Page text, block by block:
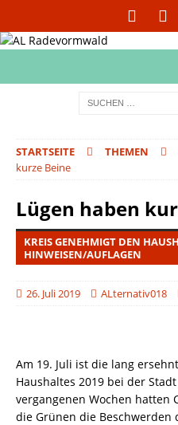
STARTSEITE THEMEN
kurze Beine
Lügen haben
KREIS GENEHMIGT DEN
HINWEISEN/AUFLAGEN
26. Juli 2019 ALternativ018
Am 19. Juli ist die lang
Haushaltes 2019 bei der
vergangenen Wochen hatten
die Grünen die